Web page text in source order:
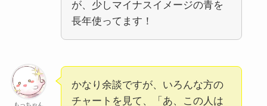
が、少しマイナスイメージの青を
長年使ってます！
もっちゃん
かなり余談ですが、いろんな方の
チャートを見て、「あ、この人は